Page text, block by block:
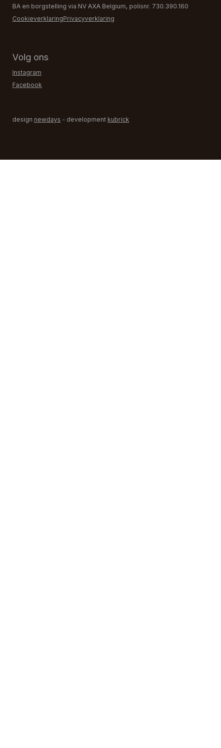
BA en borgstelling via NV AXA Belgium, polisnr. 730.390.160
CookieverklaringPrivacyverklaring
Volg ons
Instagram
Facebook
design newdays - development kubrick